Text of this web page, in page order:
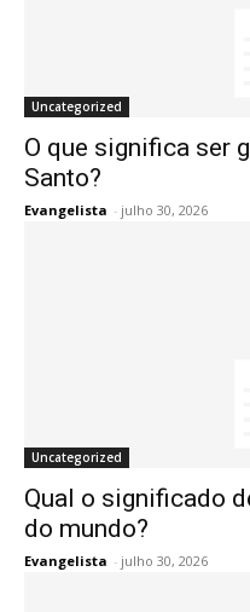
Uncategorized
O que significa ser
Santo?
Evangelista - julho 30, 2026
Uncategorized
Qual o significado
do mundo?
Evangelista - julho 30, 2026